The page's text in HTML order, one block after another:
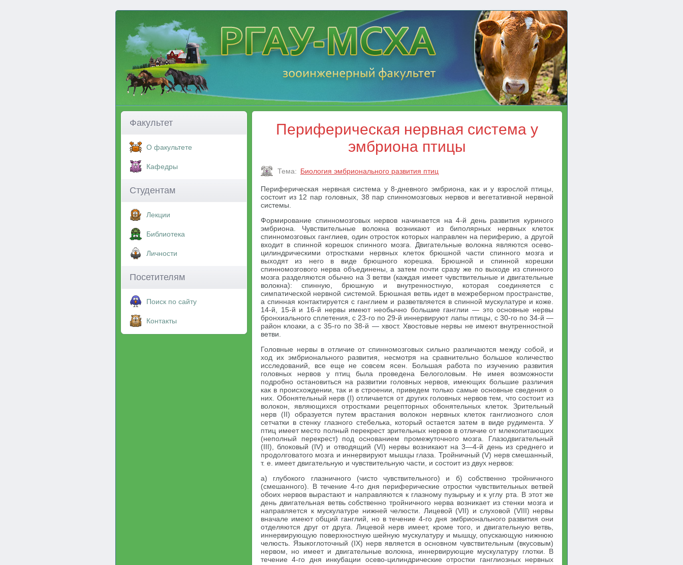
Факультет
О факультете
Кафедры
Студентам
Лекции
Библиотека
Личности
Посетителям
Поиск по сайту
Контакты
Периферическая нервная система у
эмбриона птицы
Тема: Биология эмбрионального развития птиц
Периферическая нервная система у 8-дневного эмбриона, как и у взрослой птицы,
состоит из 12 пар головных, 38 пар спинномозговых нервов и вегетативной нервной
системы.
Формирование спинномозговых нервов начинается на 4-й день развития куриного
эмбриона. Чувствительные волокна возникают из биполярных нервных клеток
спинномозговых ганглиев, один отросток которых направлен на периферию, а другой
входит в спинной корешок спинного мозга. Двигательные волокна являются осево-
цилиндрическими отростками нервных клеток брюшной части спинного мозга и
выходят из него в виде брюшного корешка. Брюшной и спинной корешки
спинномозгового нерва объединены, а затем почти сразу же по выходе из спинного
мозга разделяются обычно на 3 ветви (каждая имеет чувствительные и двигательные
волокна): спинную, брюшную и внутренностную, которая соединяется с
симпатической нервной системой. Брюшная ветвь идет в межреберном пространстве,
а спинная контактируется с ганглием и разветвляется в спинной мускулатуре и коже.
14-й, 15-й и 16-й нервы имеют необычно большие ганглии — это основные нервы
бронхиального сплетения, с 23-го по 29-й иннервируют лапы птицы, с 30-го по 34-й —
район клоаки, а с 35-го по 38-й — хвост. Хвостовые нервы не имеют внутренностной
ветви.
Головные нервы в отличие от спинномозговых сильно различаются между собой, и
ход их эмбрионального развития, несмотря на сравнительно большое количество
исследований, все еще не совсем ясен. Большая работа по изучению развития
головных нервов у птиц была проведена Белоголовым. Не имея возможности
подробно остановиться на развитии головных нервов, имеющих большие различия
как в происхождении, так и в строении, приведем только самые основные сведения о
них. Обонятельный нерв (I) отличается от других головных нервов тем, что состоит из
волокон, являющихся отростками рецепторных обонятельных клеток. Зрительный
нерв (II) образуется путем врастания волокон нервных клеток ганглиозного слоя
сетчатки в стенку глазного стебелька, который остается затем в виде рудимента. У
птиц имеет место полный перекрест зрительных нервов в отличие от млекопитающих
(неполный перекрест) под основанием промежуточного мозга. Глазодвигательный
(III), блоковый (IV) и отводящий (VI) нервы возникают на 3—4-й день из среднего и
продолговатого мозга и иннервируют мышцы глаза. Тройничный (V) нерв смешанный,
т. е. имеет двигательную и чувствительную части, и состоит из двух нервов:
а) глубокого глазничного (чисто чувствительного) и б) собственно тройничного
(смешанного). В течение 4-го дня периферические отростки чувствительных ветвей
обоих нервов вырастают и направляются к глазному пузырьку и к углу рта. В этот же
день двигательная ветвь собственно тройничного нерва возникает из стенки мозга и
направляется к мускулатуре нижней челюсти. Лицевой (VII) и слуховой (VIII) нервы
вначале имеют общий ганглий, но в течение 4-го дня эмбрионального развития они
отделяются друг от друга. Лицевой нерв имеет, кроме того, и двигательную ветвь,
иннервирующую поверхностную шейную мускулатуру и мышцу, опускающую нижнюю
челюсть. Языкоглоточный (IX) нерв является в основном чувствительным (вкусовым)
нервом, но имеет и двигательные волокна, иннервирующие мускулатуру глотки. В
течение 4-го дня инкубации осево-цилиндрические отростки ганглиозных нервных